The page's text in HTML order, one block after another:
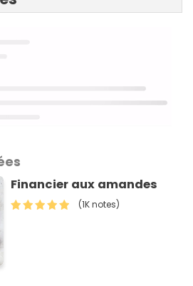
Financier aux amandes
(1K notes)